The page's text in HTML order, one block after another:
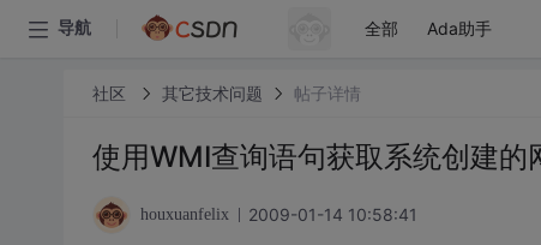
导航 全部 Ada助手
社区 其它技术问题 帖子详情
使用WMI查询语句获取系统创建的
houxuanfelix 2009-01-14 10:58:41